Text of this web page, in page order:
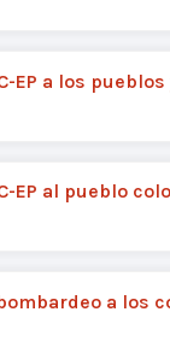
EP a los
EP al pueblo
a los